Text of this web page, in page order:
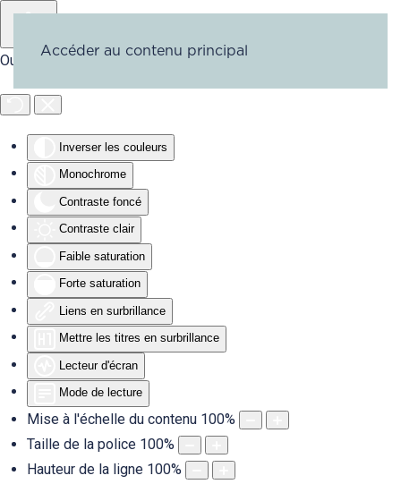
Outils d'accessibilité
Inverser les couleurs
Monochrome
Contraste foncé
Contraste clair
Faible saturation
Forte saturation
Liens en surbrillance
Mettre les titres en surbrillance
Lecteur d'écran
Mode de lecture
Mise à l'échelle du contenu 100%
Taille de la police 100%
Hauteur de la ligne 100%
Accéder au contenu principal